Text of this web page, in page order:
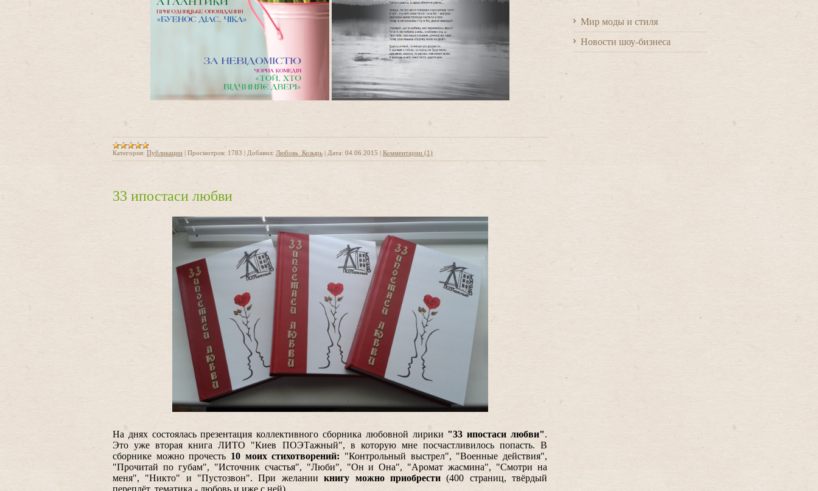
Категория: Публикации | Просмотров: 1783 | Добавил: Любовь_Козырь | Дата: 04.06.2015 | Комментарии (1)
33 ипостаси любви
На днях состоялась презентация коллективного сборника любовной лирики "33 ипостаси любви".
Это уже вторая книга ЛИТО "Киев ПОЭТажный", в которую мне посчастливилось попасть. В
сборнике можно прочесть 10 моих стихотворений: "Контрольный выстрел", "Военные действия",
"Прочитай по губам", "Источник счастья", "Люби", "Он и Она", "Аромат жасмина", "Смотри на
меня", "Никто" и "Пустозвон". При желаниикнигу можно приобрести(400 страниц, твёрдый
переплёт, тематика - любовь и иже с ней).
Мир моды и стиля
Новости шоу-бизнеса